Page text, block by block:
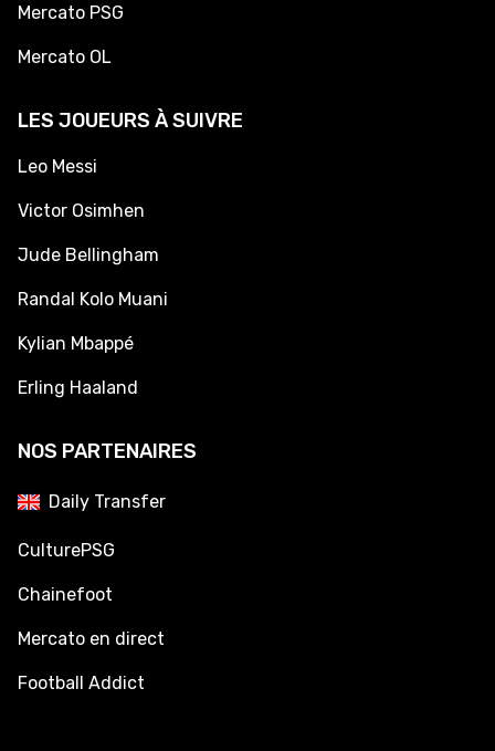
Mercato PSG
Mercato OL
LES JOUEURS À SUIVRE
Leo Messi
Victor Osimhen
Jude Bellingham
Randal Kolo Muani
Kylian Mbappé
Erling Haaland
NOS PARTENAIRES
Daily Transfer
CulturePSG
Chainefoot
Mercato en direct
Football Addict